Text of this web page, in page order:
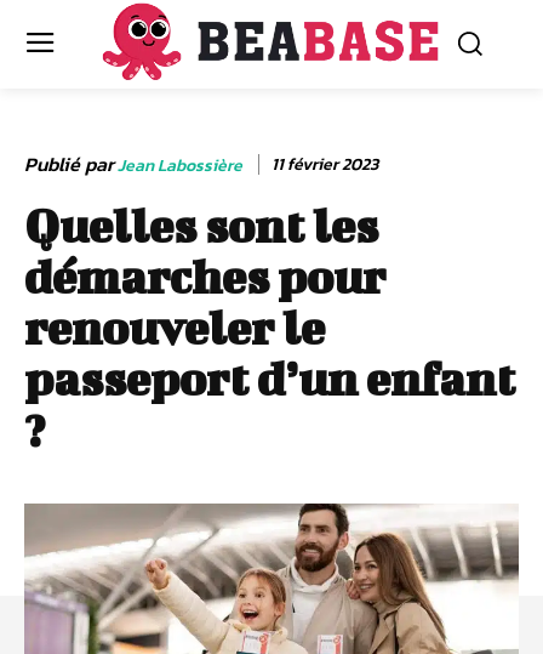
Publié parJean Labossière 11 février 2023
Quelles sont les
démarches pour
renouveler le
passeport d’un enfant
?